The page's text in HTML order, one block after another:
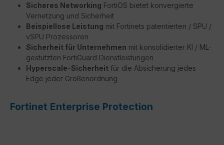
Sicheres Networking FortiOS bietet konvergierte
Vernetzung und Sicherheit
Beispiellose Leistung mit Fortinets patentierten / SPU /
vSPU Prozessoren
Sicherheit für Unternehmen mit konsolidierter KI / ML-
gestützten FortiGuard Dienstleistungen
Hyperscale-Sicherheit für die Absicherung jedes
Edge jeder Größenordnung
Fortinet Enterprise Protection